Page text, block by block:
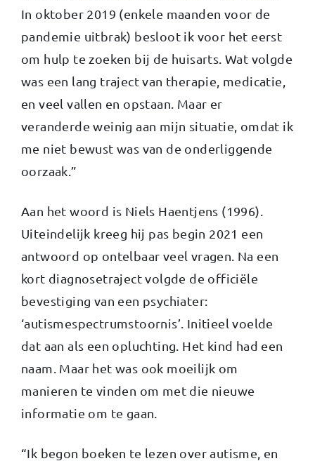
In oktober 2019 (enkele maanden voor de
pandemie uitbrak) besloot ik voor het eerst
om hulp te zoeken bij de huisarts. Wat volgde
was een lang traject van therapie, medicatie,
en veel vallen en opstaan. Maar er
veranderde weinig aan mijn situatie, omdat ik
me niet bewust was van de onderliggende
oorzaak.”
Aan het woord is Niels Haentjens (1996).
Uiteindelijk kreeg hij pas begin 2021 een
antwoord op ontelbaar veel vragen. Na een
kort diagnosetraject volgde de officiële
bevestiging van een psychiater:
‘autismespectrumstoornis’. Initieel voelde
dat aan als een opluchting. Het kind had een
naam. Maar het was ook moeilijk om
manieren te vinden om met die nieuwe
informatie om te gaan.
“Ik begon boeken te lezen over autisme, en